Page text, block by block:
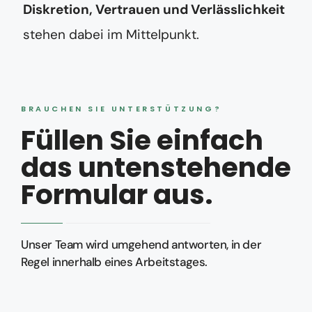
Diskretion, Vertrauen und Verlässlichkeit
stehen dabei im Mittelpunkt.
BRAUCHEN SIE UNTERSTÜTZUNG?
Füllen Sie einfach
das untenstehende
Formular aus.
Unser Team wird umgehend antworten, in der
Regel innerhalb eines Arbeitstages.